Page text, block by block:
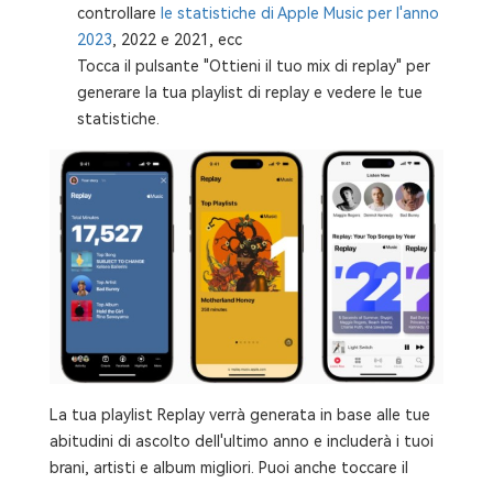
controllare le statistiche di Apple Music per l'anno
2023, 2022 e 2021, ecc
Tocca il pulsante "Ottieni il tuo mix di replay" per
generare la tua playlist di replay e vedere le tue
statistiche.
La tua playlist Replay verrà generata in base alle tue
abitudini di ascolto dell'ultimo anno e includerà i tuoi
brani, artisti e album migliori. Puoi anche toccare il